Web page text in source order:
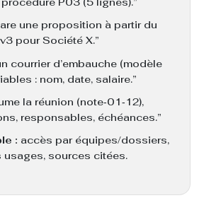
une proposition à partir du
pour Société X.”
courrier d’embauche (modèle
: nom, date, salaire.”
la réunion (note‑01‑12),
responsables, échéances.”
: accès par équipes/dossiers,
usages, sources citées.